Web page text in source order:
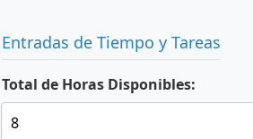
Entradas de Tiempo y Tareas
Total de Horas Disponibles: